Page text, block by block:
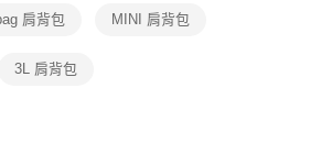
限公司。
先徵得法定代理人或監護人之同意方可使用
付」時，將依據個別帳號之用戶狀況，依本公司即
肩背包 MINI 肩背包
3L 肩背包